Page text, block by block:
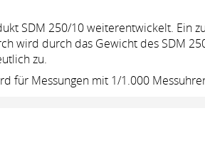
SDM 250/10 weiterentwickelt. Ein
wird durch das Gewicht des SDM
zu.
für Messungen mit 1/1.000